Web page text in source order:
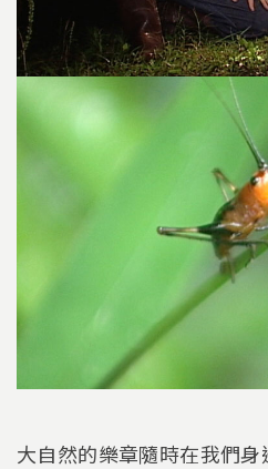
大自然的樂章隨時在我們